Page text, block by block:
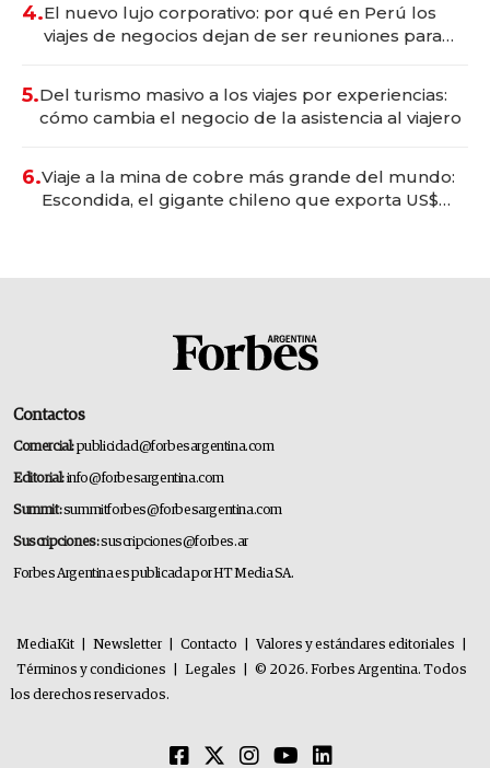
4.El nuevo lujo corporativo: por qué en Perú los
viajes de negocios dejan de ser reuniones para
5.Del turismo masivo a los viajes por experiencias:
cómo cambia el negocio de la asistencia al viajero
6.Viaje a la mina de cobre más grande del mundo:
Escondida, el gigante chileno que exporta US$
Contactos
Comercial:publicidad@forbesargentina.com
Editorial:info@forbesargentina.com
Summit:summitforbes@forbesargentina.com
Suscripciones:suscripciones@forbes.ar
Forbes Argentina es publicada por HT Media SA.
MediaKit Newsletter Contacto Valores y estándares editoriales
Términos y condiciones
Legales
© 2026. Forbes Argentina. Todos
los derechos reservados.